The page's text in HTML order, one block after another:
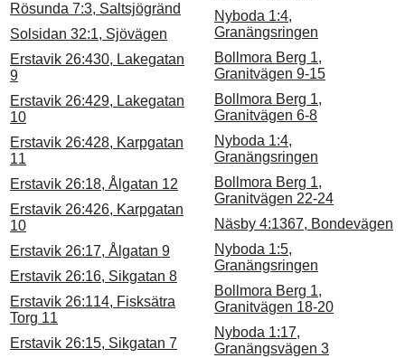
Rösunda 7:3, Saltsjögränd
Solsidan 32:1, Sjövägen
Erstavik 26:430, Lakegatan
9
Erstavik 26:429, Lakegatan
10
Erstavik 26:428, Karpgatan
11
Erstavik 26:18, Ålgatan 12
Erstavik 26:426, Karpgatan
10
Erstavik 26:17, Ålgatan 9
Erstavik 26:16, Sikgatan 8
Erstavik 26:114, Fisksätra
Torg 11
Erstavik 26:15, Sikgatan 7
Nyboda 1:4,
Granängsringen
Bollmora Berg 1,
Granitvägen 9-15
Bollmora Berg 1,
Granitvägen 6-8
Nyboda 1:4,
Granängsringen
Bollmora Berg 1,
Granitvägen 22-24
Näsby 4:1367, Bondevägen
Nyboda 1:5,
Granängsringen
Bollmora Berg 1,
Granitvägen 18-20
Nyboda 1:17,
Granängsvägen 3